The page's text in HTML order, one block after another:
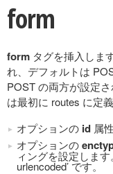
form
form タグを挿入しま
れ、デフォルトは
POST の両方が設定
は最初に routes に定
オプションの id 属
オプションの
ィングを設定しま
urlencoded’ です。